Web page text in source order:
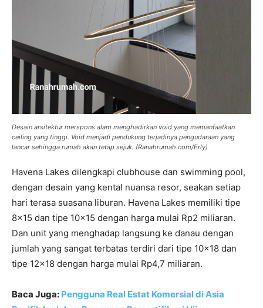
Desain arsitektur merspons alam menghadirkan void yang memanfaatkan
ceiling yang tinggi. Void menjadi pendukung terjadinya pengudaraan yang
lancar sehingga rumah akan tetap sejuk. (Ranahrumah.com/Erly)
Havena Lakes dilengkapi clubhouse dan swimming pool,
dengan desain yang kental nuansa resor, seakan setiap
hari terasa suasana liburan. Havena Lakes memiliki tipe
8×15 dan tipe 10×15 dengan harga mulai Rp2 miliaran.
Dan unit yang menghadap langsung ke danau dengan
jumlah yang sangat terbatas terdiri dari tipe 10×18 dan
tipe 12×18 dengan harga mulai Rp4,7 miliaran.
Baca Juga: Pengguna Real Estat Komersial di Asia